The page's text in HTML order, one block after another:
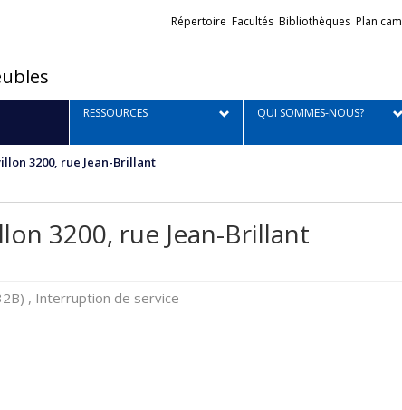
Liens
Répertoire Facultés Bibliothèques Plan
RESSOURCES QUI SOMMES-NOUS?
3200, rue Jean-Brillant
3200, rue Jean-Brillant
, Interruption de service